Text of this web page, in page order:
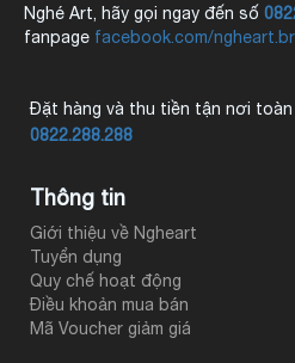
Nghé Art, hãy gọi ngay đến số
fanpage facebook.com/
Đặt hàng và thu tiền tận nơi
0822.288.288
Thông tin
Giới thiệu về Ngheart
Tuyển dụng
Quy chế hoạt động
Điều khoản mua bán
Mã Voucher giảm giá